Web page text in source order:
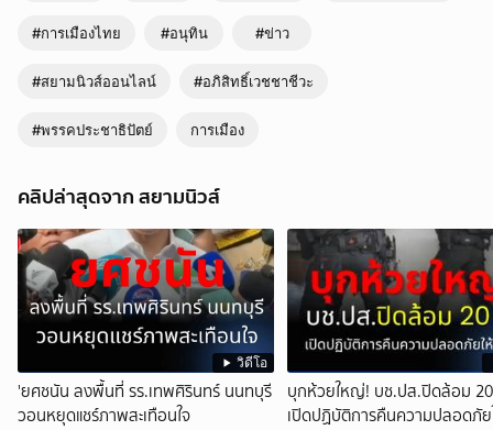
#การเมืองไทย #อนุทิน #ข่าว
#สยามนิวส์ออนไลน์ #อภิสิทธิ์เวชชาชีวะ
#พรรคประชาธิปัตย์ การเมือง
คลิปล่าสุดจาก สยามนิวส์
วิดีโอ
'ยศชนัน ลงพื้นที่ รร.เทพศิรินทร์ นนทบุรี
วอนหยุดแชร์ภาพสะเทือนใจ
บุกห้วยใหญ่! บช.ปส.ปิดล้อม
เปิดปฏิบัติการคืนความปลอดภั